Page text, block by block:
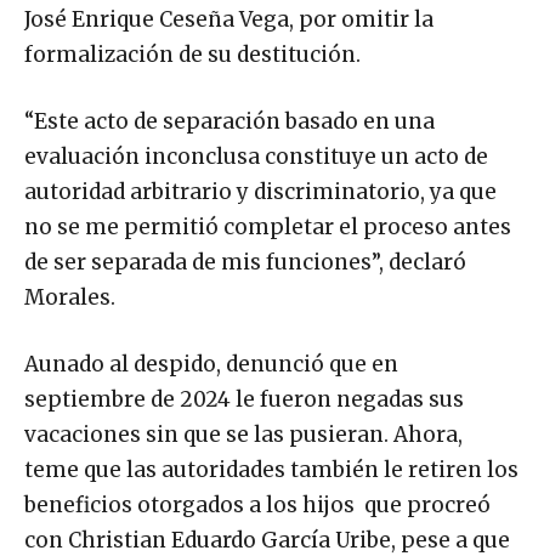
José Enrique Ceseña Vega, por omitir la
formalización de su destitución.
“Este acto de separación basado en una
evaluación inconclusa constituye un acto de
autoridad arbitrario y discriminatorio, ya que
no se me permitió completar el proceso antes
de ser separada de mis funciones”, declaró
Morales.
Aunado al despido, denunció que en
septiembre de 2024 le fueron negadas sus
vacaciones sin que se las pusieran. Ahora,
teme que las autoridades también le retiren los
beneficios otorgados a los hijos que procreó
con Christian Eduardo García Uribe, pese a que